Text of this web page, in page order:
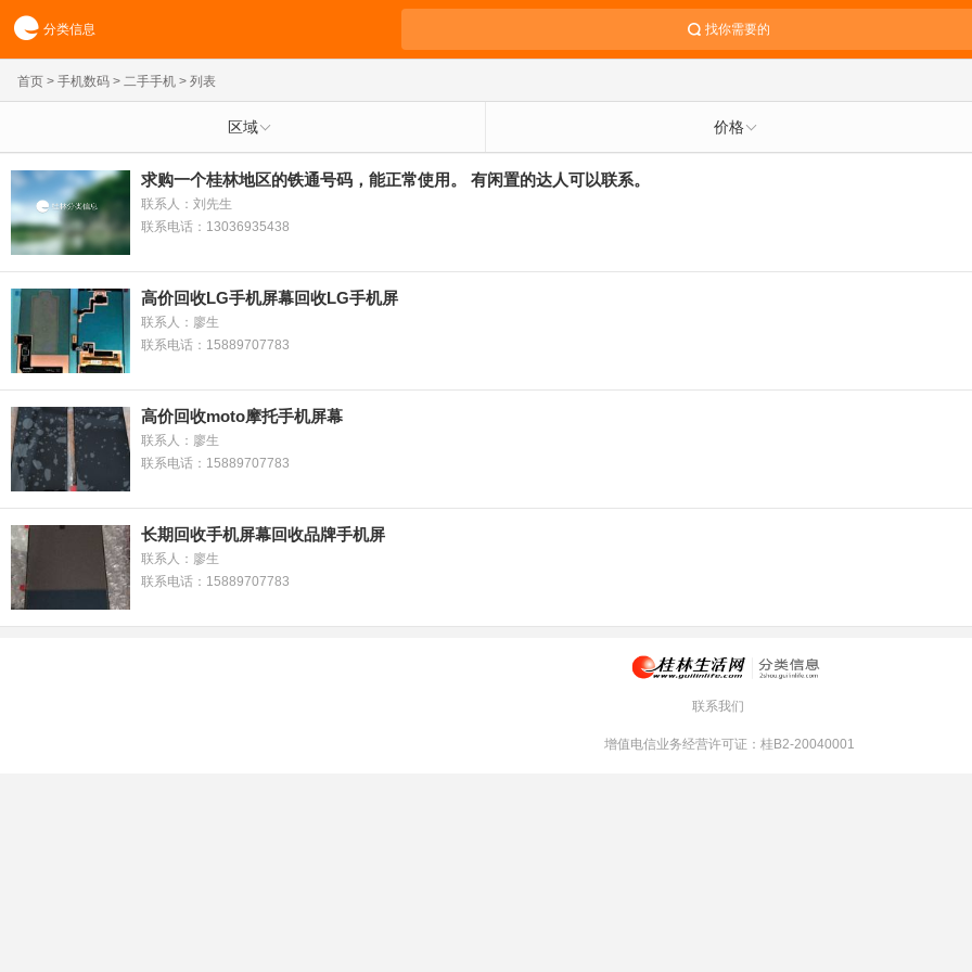
分类信息 找你需要的
首页 > 手机数码 > 二手手机 > 列表
区域 价格
求购一个桂林地区的铁通号码，能正常使用。 有闲置的达人可以联系。
联系人：刘先生
联系电话：13036935438
高价回收LG手机屏幕回收LG手机屏
联系人：廖生
联系电话：15889707783
高价回收moto摩托手机屏幕
联系人：廖生
联系电话：15889707783
长期回收手机屏幕回收品牌手机屏
联系人：廖生
联系电话：15889707783
联系我们
增值电信业务经营许可证：桂B2-20040001